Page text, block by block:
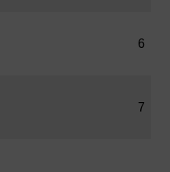
6
7